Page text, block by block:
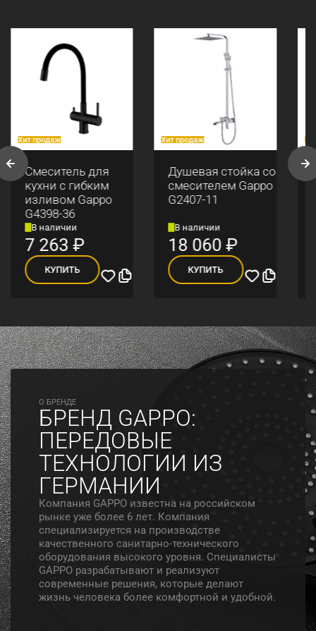
Хит продаж
Смеситель для
кухни с гибким
изливом Gappo
G4398-36
В наличии
7 263₽
КУПИТЬ
Хит продаж
Душевая стойка со
смесителем Gappo
G2407-11
В наличии
18 060₽
КУПИТЬ
O БРЕНДЕ
БРЕНД GAPPO:
ПЕРЕДОВЫЕ
ТЕХНОЛОГИИ ИЗ
ГЕРМАНИИ
Компания GAPPO известна на российском
рынке уже более 6 лет. Компания
специализируется на производстве
качественного санитарно-технического
оборудования высокого уровня. Специалисты
GAPPO разрабатывают и реализуют
современные решения, которые делают
жизнь человека более комфортной и удобной.